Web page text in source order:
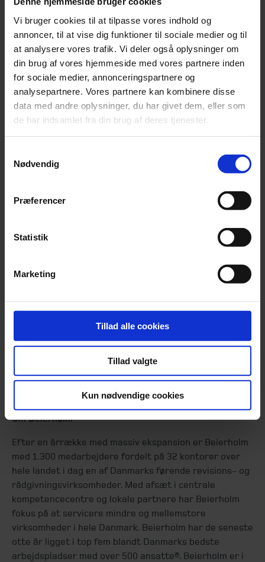
Vi bruger cookies til at tilpasse vores indhold og
annoncer, til at vise dig funktioner til sociale medier og til
at analysere vores trafik. Vi deler også oplysninger om
din brug af vores hjemmeside med vores partnere inden
for sociale medier, annonceringspartnere og
analysepartnere. Vores partnere kan kombinere disse
data med andre oplysninger, du har givet dem, eller som
de har indsamlet fra din brug af deres tjenester.
Nødvendig
Præferencer
Statistik
Marketing
Tillad alle cookies
Tillad valgte
Kun nødvendige cookies
Beierholms oprustning af skatteafdelingen, som i dag
tæller 32 medarbejdere, og efter planerne frem mod
2026 skal fordobles i antallet. Det sker for at
imødekomme en stigende efterspørgsel fra særligt
mindre og mellemstore virksomheder, som opsøger
rådgivning og hjælp til at navigere i den danske skatte-
og afgiftslovgivning.
- Vi er vækstet markant på skatteområdet – også
Udviklingen er præget af, at der de seneste fem år er
virksomhederne skal leve op til på skatteområdet. Og
at operere i ”skattejunglen”, slutter Nikolaj Vinther.
For yderligere oplysninger kontakt venligst:
Kommunikations- og marketingchef Uffe Thaarup,
Beierholm, tlf. 98 18 72 00, mobil 20 80 28 41 og e-
uth@beierholm.dk
Om Beierholm
Efter en årrække med massiv ekspansion er Beierholm
med 1.300 medarbejdere fordelt på 32 kontorer over
hele landet i dag en af Danmarks førende revisions- og
rådgivningsvirksomheder. Med afsæt i centrale
kompetencecentre og lokale partnere har Beierholm
fokus på at servicere mindre og mellemstore
virksomheder i hele Danmark. Beierholm har de seneste
otte år ligget i top fem blandt Danmarks bedste
arbejdspladser med over 500 ansatte®. Beierholm er i